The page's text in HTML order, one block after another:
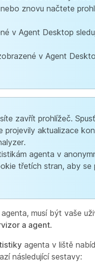
znovu načtete
v Agent Desktop
v Agent
zavřít prohlížeč.
projevily aktualizace
agenta v
třetích stran, aby se
agenta, musí být vaše
a agent.
agenta v liště
následující sestavy: